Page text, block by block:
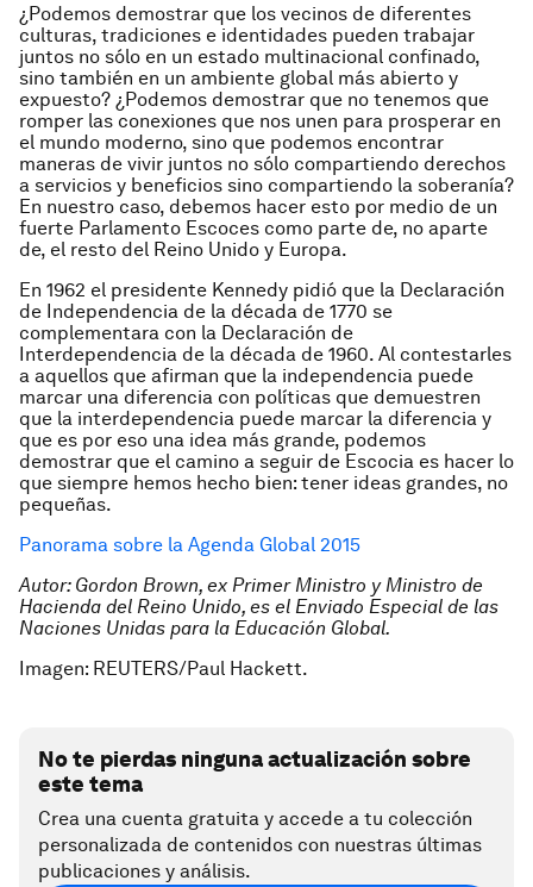
¿Podemos demostrar que los vecinos de diferentes
culturas, tradiciones e identidades pueden trabajar
juntos no sólo en un estado multinacional confinado,
sino también en un ambiente global más abierto y
expuesto? ¿Podemos demostrar que no tenemos que
romper las conexiones que nos unen para prosperar en
el mundo moderno, sino que podemos encontrar
maneras de vivir juntos no sólo compartiendo derechos
a servicios y beneficios sino compartiendo la soberanía?
En nuestro caso, debemos hacer esto por medio de un
fuerte Parlamento Escoces como parte de, no aparte
de, el resto del Reino Unido y Europa.
En 1962 el presidente Kennedy pidió que la Declaración
de Independencia de la década de 1770 se
complementara con la Declaración de
Interdependencia de la década de 1960. Al contestarles
a aquellos que afirman que la independencia puede
marcar una diferencia con políticas que demuestren
que la interdependencia puede marcar la diferencia y
que es por eso una idea más grande, podemos
demostrar que el camino a seguir de Escocia es hacer lo
que siempre hemos hecho bien: tener ideas grandes, no
pequeñas.
Panorama sobre la Agenda Global 2015
Autor: Gordon Brown, ex Primer Ministro y Ministro de
Hacienda del Reino Unido, es el Enviado Especial de las
Naciones Unidas para la Educación Global.
Imagen: REUTERS/Paul Hackett.
No te pierdas ninguna actualización sobre
este tema
Crea una cuenta gratuita y accede a tu colección
personalizada de contenidos con nuestras últimas
publicaciones y análisis.